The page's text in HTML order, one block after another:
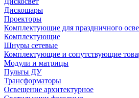
Дискошары
Проекторы
Комплектующие для праздничного
Комплектующие
Шнуры сетевые
Комплектующие и сопутствующие
Модули и матрицы
Пульты ДУ
Трансформаторы
Освещение архитектурное